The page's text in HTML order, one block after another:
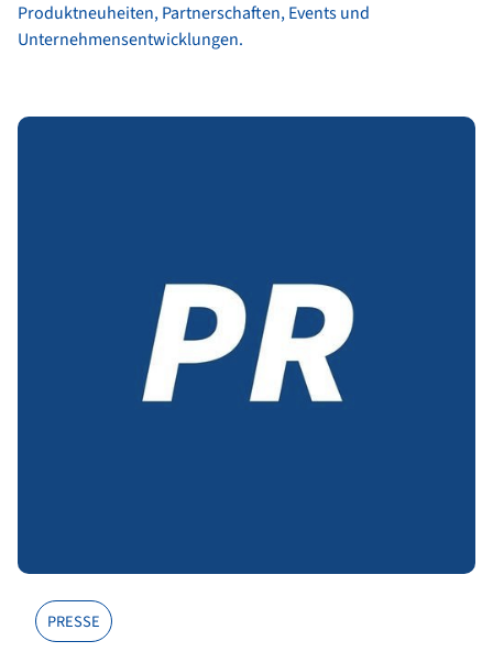
Produktneuheiten, Partnerschaften, Events und
Unternehmensentwicklungen.
PRESSE